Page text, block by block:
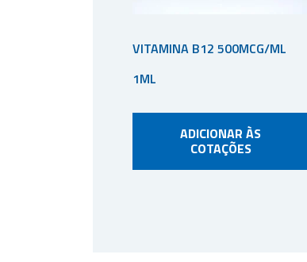
VITAMINA B12 500MCG/ML
1ML
ADICIONAR ÀS
COTAÇÕES